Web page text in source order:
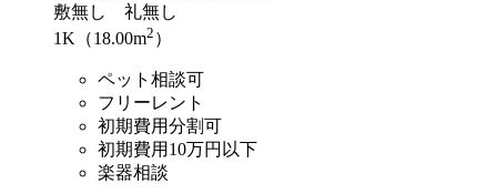
敷無し 礼無し
1K（18.00m2 ）
ペット相談可
フリーレント
初期費用分割可
初期費用10万円以下
楽器相談